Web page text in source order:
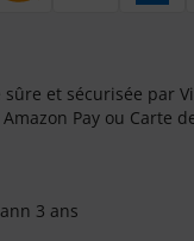
sûre et sécurisée par
Amazon Pay ou Carte
3 ans